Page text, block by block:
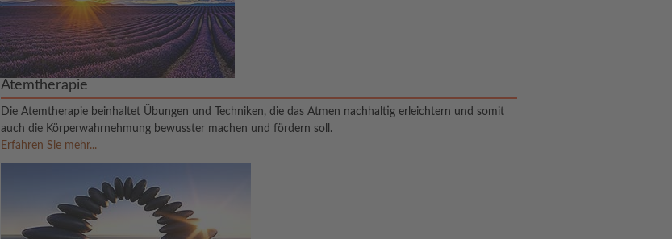
Atemtherapie
Die Atemtherapie beinhaltet Übungen und Techniken, die das Atmen nachhaltig erleichtern und somit
auch die Körperwahrnehmung bewusster machen und fördern soll.
Erfahren Sie mehr...